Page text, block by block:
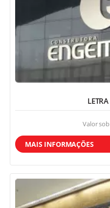
Valor
MAIS INFORMAÇÕES